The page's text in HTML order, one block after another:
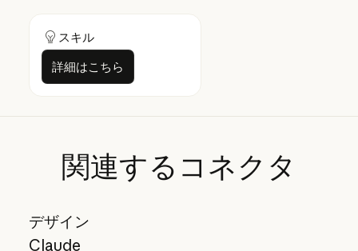
スキル
詳細はこちら
詳細はこちら
関連するコネクタ
デザイン
Claude